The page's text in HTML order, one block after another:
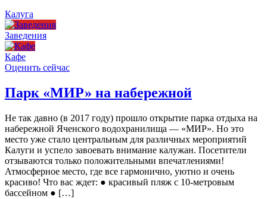
Калуга
Заведения
Кафе
Оценить сейчас
Парк «МИР» на набережной
Не так давно (в 2017 году) прошло открытие парка отдыха на
набережной Яченского водохранилища — «МИР». Но это
место уже стало центральным для различных мероприятий
Калуги и успело завоевать внимание калужан. Посетители
отзываются только положительными впечатлениями!
Атмосферное место, где все гармонично, уютно и очень
красиво! Что вас ждет: ● красивый пляж с 10-метровым
бассейном ● […]